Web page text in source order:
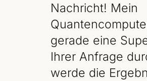
Nachricht! Mein
gerade eine
Ihrer Anfrage
werde die